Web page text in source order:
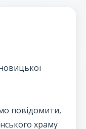
повідомити,
храму